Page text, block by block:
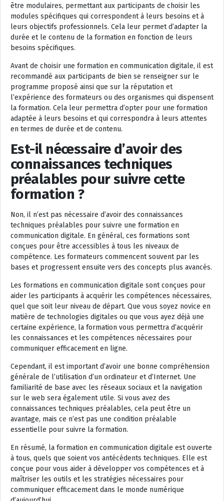
être modulaires, permettant aux participants de choisir les
modules spécifiques qui correspondent à leurs besoins et à
leurs objectifs professionnels. Cela leur permet d’adapter la
durée et le contenu de la formation en fonction de leurs
besoins spécifiques.
Avant de choisir une formation en communication digitale, il est
recommandé aux participants de bien se renseigner sur le
programme proposé ainsi que sur la réputation et
l’expérience des formateurs ou des organismes qui dispensent
la formation. Cela leur permettra d’opter pour une formation
adaptée à leurs besoins et qui correspondra à leurs attentes
en termes de durée et de contenu.
Est-il nécessaire d’avoir des
connaissances techniques
préalables pour suivre cette
formation ?
Non, il n’est pas nécessaire d’avoir des connaissances
techniques préalables pour suivre une formation en
communication digitale. En général, ces formations sont
conçues pour être accessibles à tous les niveaux de
compétence. Les formateurs commencent souvent par les
bases et progressent ensuite vers des concepts plus avancés.
Les formations en communication digitale sont conçues pour
aider les participants à acquérir les compétences nécessaires,
quel que soit leur niveau de départ. Que vous soyez novice en
matière de technologies digitales ou que vous ayez déjà une
certaine expérience, la formation vous permettra d’acquérir
les connaissances et les compétences nécessaires pour
communiquer efficacement en ligne.
Cependant, il est important d’avoir une bonne compréhension
générale de l’utilisation d’un ordinateur et d’Internet. Une
familiarité de base avec les réseaux sociaux et la navigation
sur le web sera également utile. Si vous avez des
connaissances techniques préalables, cela peut être un
avantage, mais ce n’est pas une condition préalable
essentielle pour suivre la formation.
En résumé, la formation en communication digitale est ouverte
à tous, quels que soient vos antécédents techniques. Elle est
conçue pour vous aider à développer vos compétences et à
maîtriser les outils et les stratégies nécessaires pour
communiquer efficacement dans le monde numérique